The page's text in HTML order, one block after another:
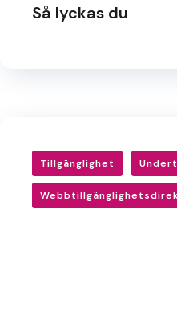
Så lyckas du
Tillgänglighet